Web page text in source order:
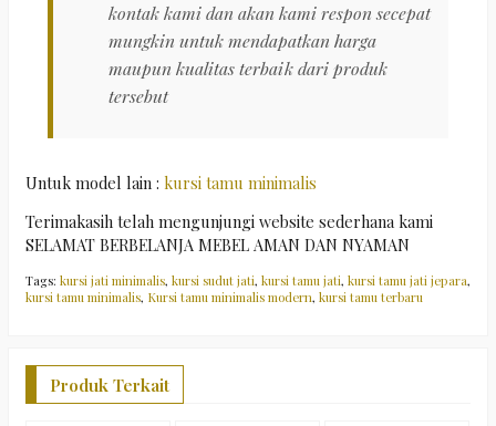
kontak kami dan akan kami respon secepat
mungkin untuk mendapatkan harga
maupun kualitas terbaik dari produk
tersebut
Untuk model lain : kursi tamu minimalis
Terimakasih telah mengunjungi website sederhana kami
SELAMAT BERBELANJA MEBEL AMAN DAN NYAMAN
Tags: kursi jati minimalis, kursi sudut jati, kursi tamu jati, kursi tamu jati jepara,
kursi tamu minimalis, Kursi tamu minimalis modern, kursi tamu terbaru
Produk Terkait